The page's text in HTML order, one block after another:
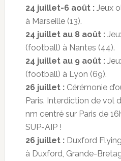
24 juillet-6 août :Jeux
à Marseille (13).
24 juillet au 8 août :
(football) à Nantes (44).
24 juillet au 9 août :
(football) à Lyon (69).
26 juillet :Cérémonie
Paris. Interdiction de vol
nm centré sur Paris de
SUP-AIP !
26 juillet :Duxford
à Duxford, Grande-